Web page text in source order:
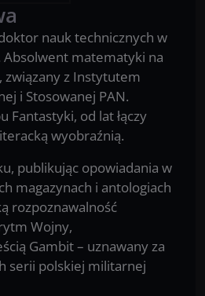
nauk technicznych w
matematyki na
związany z Instytutem
i Stosowanej PAN.
Fantastyki, od lat łączy
wyobraźnią.
publikując opowiadania w
magazynach i antologiach
rozpoznawalność
Wojny,
Gambit – uznawany za
serii polskiej militarnej